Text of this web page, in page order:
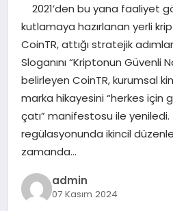
SAĞLIK
SIYASET
SPOR
TEKNOLOJI
YAŞAM
2021’den bu yana faaliyet
kutlamaya hazırlanan yerli
CoinTR, attığı stratejik
Sloganını “Kriptonun Güvenli
belirleyen CoinTR, kurumsal
marka hikayesini “herkes için
çatı” manifestosu ile
regülasyonunda ikincil
zamanda…
admin
07 Kasım 2024